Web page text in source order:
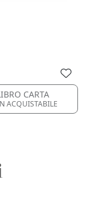
CARTA
ACQUISTABILE